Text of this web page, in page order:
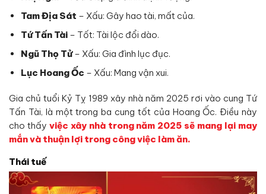
Tam Địa Sát – Xấu: Gây hao tài, mất của.
Tứ Tấn Tài– Tốt: Tài lộc đổi dào.
Ngũ Thọ Tử– Xấu: Gia đình lục đục.
Lục Hoang Ốc – Xấu: Mang vận xui.
Gia chủ tuổi Kỷ Tỵ 1989 xây nhà năm 2025 rơi vào cung Tứ
Tấn Tài, là một trong ba cung tốt của Hoang Ốc. Điều này
cho thấy việc xây nhà trong năm 2025 sẽ mang lại may
mắn và thuận lợi trong công việc làm ăn.
Thái tuế